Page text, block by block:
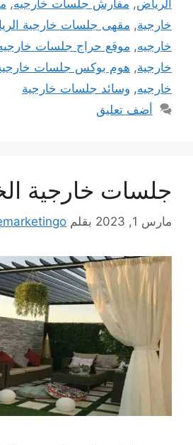
الرياض, مفارش جلسات خارجيه,
خارجية, مقهى جلسات خارجية
خارجيه, موقع حراج جلسات
خارجية, هوم بوكس جلسات
خارجيه, وسائد جلسات خارجية
أضف تعليق
جلسات خارجية
مارس 1, 2023 بقلم